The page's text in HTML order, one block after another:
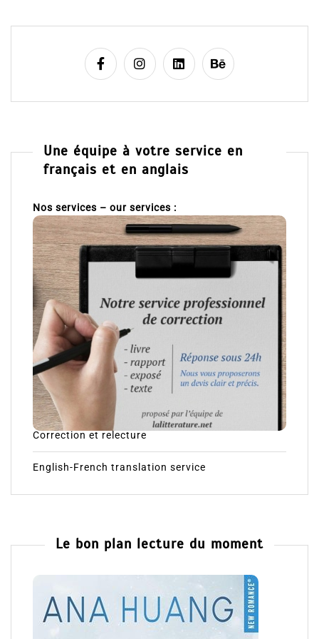
Une équipe à votre service en
français et en anglais
Nos services – our services :
Correction et relecture
English-French translation service
Le bon plan lecture du moment